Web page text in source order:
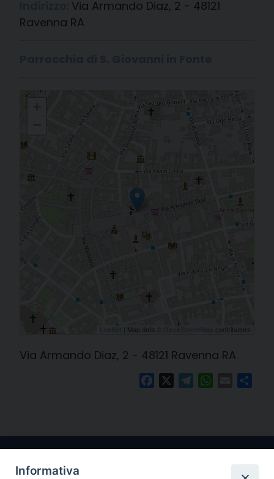
Via Armando Diaz, 2 - 48121
Ravenna RA
Ravenna - Chiesa di S. Maria del Suffragio
| Map data © contributors
Via Armando Diaz, 2 - 48121 Ravenna RA
FacebookTelegram
WhatsApp
Email
Informativa